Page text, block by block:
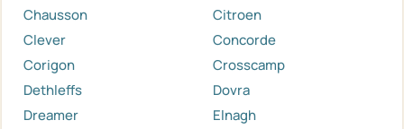
Chausson
Citroen
Clever
Concorde
Corigon
Crosscamp
Dethleffs
Dovra
Dreamer
Elnagh